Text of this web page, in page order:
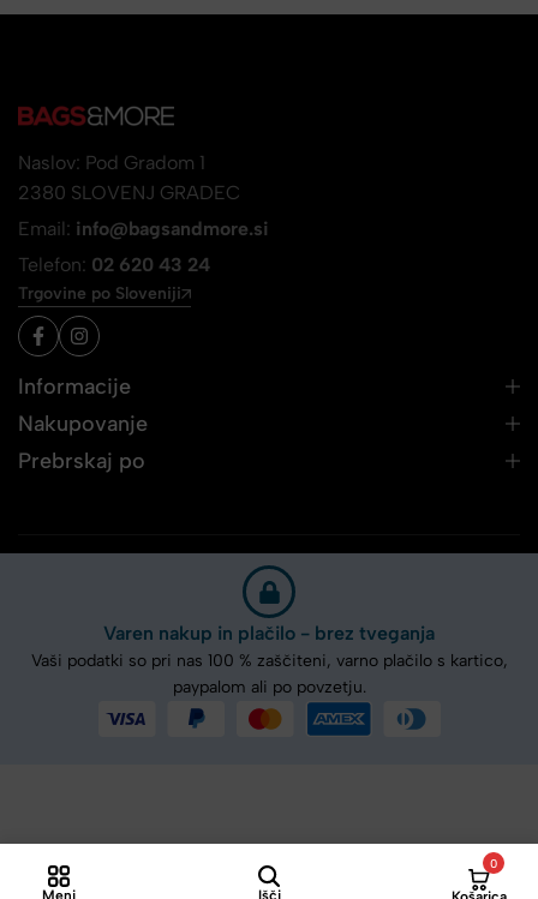
Naslov: Pod Gradom 1
2380 SLOVENJ GRADEC
Email: info@bagsandmore.si
Telefon: 02 620 43 24
Trgovine po Sloveniji
Informacije
Nakupovanje
Prebrskaj po
Varen nakup in plačilo - brez tveganja
Vaši podatki so pri nas 100 % zaščiteni, varno plačilo s kartico,
paypalom ali po povzetju.
Meni Išči
0